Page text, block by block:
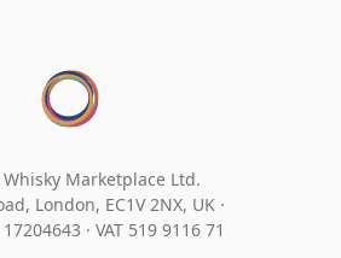
Marketplace Ltd.
London, EC1V 2NX, UK ·
· VAT 519 9116 71